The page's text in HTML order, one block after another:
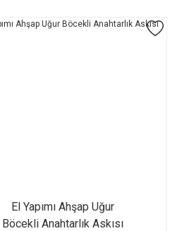
El Yapımı Ahşap Uğur
Böcekli Anahtarlık Askısı